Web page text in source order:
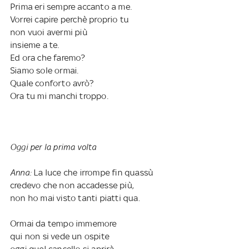
Prima eri sempre accanto a me.
Vorrei capire perchè proprio tu
non vuoi avermi più
insieme a te.
Ed ora che faremo?
Siamo sole ormai.
Quale conforto avrò?
Ora tu mi manchi troppo.
Oggi per la prima volta
Anna:La luce che irrompe fin quassù
credevo che non accadesse più,
non ho mai visto tanti piatti qua.
Ormai da tempo immemore
qui non si vede un ospite